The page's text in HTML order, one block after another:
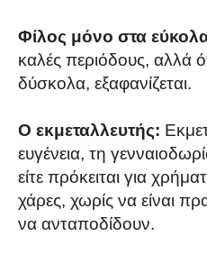
Φίλος μόνο στα
καλές περιόδους, αλλά
δύσκολα, εξαφανίζεται.
Ο εκμεταλλευτής:
ευγένεια, τη
είτε πρόκειται για
χάρες, χωρίς να είναι
να ανταποδίδουν.